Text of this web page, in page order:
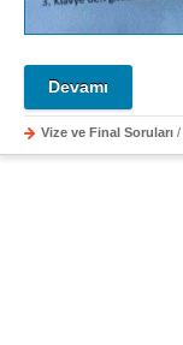
Devamı
Vize ve Final Soruları /